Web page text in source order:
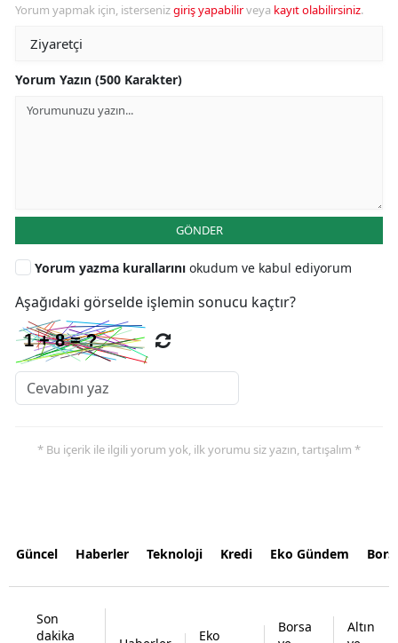
Yorum yapmak için, istersenizgiriş yapabilirveya kayıt olabilirsiniz.
Yorum Yazın (500 Karakter)
GÖNDER
Yorum yazma kurallarını okudum ve kabul ediyorum
Aşağıdaki görselde işlemin sonucu kaçtır?
* Bu içerik ile ilgili yorum yok, ilk yorumu siz yazın, tartışalım *
Güncel Haberler Teknoloji Kredi Eko Gündem
Son
dakika
Eko
Borsa
Altın